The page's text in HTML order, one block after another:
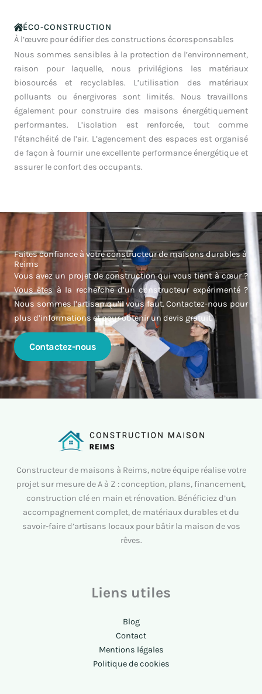
ÉCO-CONSTRUCTION
À l’œuvre pour édifier des constructions écoresponsables
Nous sommes sensibles à la protection de l’environnement,
raison pour laquelle, nous privilégions les matériaux
biosourcés et recyclables. L’utilisation des matériaux
polluants ou énergivores sont limités. Nous travaillons
également pour construire des maisons énergétiquement
performantes. L’isolation est renforcée, tout comme
l’étanchéité de l’air. L’agencement des espaces est organisé
de façon à fournir une excellente performance énergétique et
assurer le confort des occupants.
Faites confiance à votre constructeur de maisons durables à
Reims
Vous avez un projet de construction qui vous tient à cœur ?
Vous êtes à la recherche d’un constructeur expérimenté ?
Nous sommes l’artisan qu’il vous faut. Contactez-nous pour
plus d’informations et pour obtenir un devis gratuit.
Contactez-nous
Constructeur de maisons à Reims, notre équipe réalise votre
projet sur mesure de A à Z : conception, plans, financement,
construction clé en main et rénovation. Bénéficiez d’un
accompagnement complet, de matériaux durables et du
savoir-faire d’artisans locaux pour bâtir la maison de vos
rêves.
Liens utiles
Blog
Contact
Mentions légales
Politique de cookies